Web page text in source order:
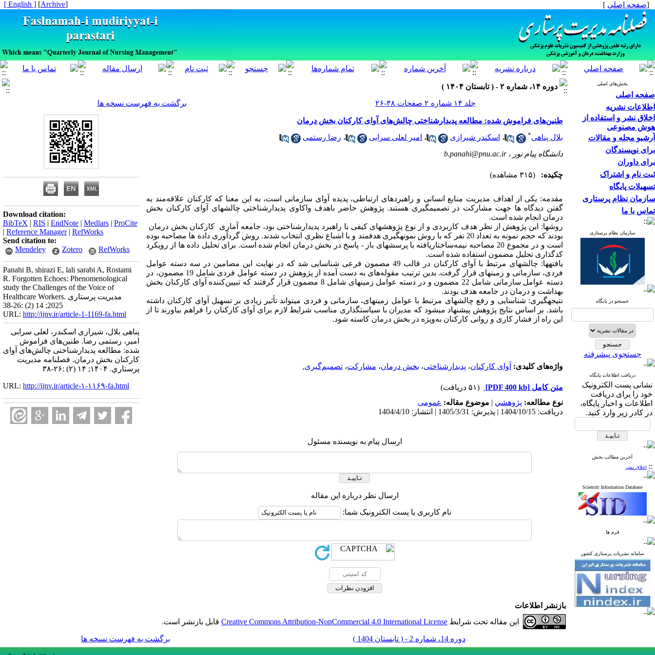
[صفحه اصلی ]
[
Archive
]
[ English ]
بخش‌های اصلی
صفحه اصلی
اطلاعات نشریه
اخلاق نشر و استفاده از
هوش مصنوعی
آرشیو مجله و مقالات
برای نویسندگان
برای داوران
ثبت نام و اشتراک
تسهیلات پایگاه
سازمان نظام پرستاری
تماس با ما
سازمان نظام پرستاری
جستجو در پایگاه
جستجوی پیشرفته
دریافت اطلاعات پایگاه
نشانی پست الکترونیک
خود را برای دریافت
اطلاعات و اخبار پایگاه،
در کادر زیر وارد کنید.
آخرین مطالب بخش
:: اخلاق نشر
Scientifc Information Database
فرم ها
سامانه نشریات پرستاری کشور
دوره ۱۴، شماره ۲ - ( تابستان ۱۴۰۴ )
جلد ۱۴ شماره ۲ صفحات ۳۸-۲۶
برگشت به فهرست نسخه ها
طنین‌های فراموش شده: مطالعه پدیدارشناختی چالش‌های آوای کارکنان بخش درمان
بلال پناهی* ، اسکندر شیرازی ، امیر لعلی سرابی ، رضا رستمی
دانشگاه پیام نور ،b.panahi@pnu.ac.ir
چکیده: (۳۱۵ مشاهده)
مقدمه: یکی از اهداف مدیریت منابع انسانی و راهبردهای ارتباطی، پدیده آوای سازمانی است، به این معنا که کارکنان علاقه‌مند به
گفتن دیدگاه ها جهت مشارکت در تصمیم­گیری هستند. پژوهش حاضر باهدف واکاوی پدیدارشناختی چالش­های آوای کارکنان بخش
درمان انجام شده است.
روش­ها: این پژوهش از نظر هدف کاربردی و از نوع پژوهش­های کیفی با راهبرد پدیدارشناختی بود، جامعه آماری کارکنان بخش درمان
بودند که حجم نمونه به تعداد 20 نفر که با روش نمونه­گیری هدفمند و با اشباع نظری انتخاب شدند. روش گردآوری داده ها مصاحبه بوده
است و در مجموع 20 مصاحبه نیمه‌ساختاریافته با پرسش­های باز - پاسخ در بخش درمان انجام شده است. برای تحلیل داده ها از رویکرد
کدگذاری تحلیل مضمون استفاده شده است.
یافته­ها: چالش­های مرتبط با آوای کارکنان در قالب 49 مضمون فرعی شناسایی شد که در نهایت این مضامین در سه دسته عوامل
فردی، سازمانی و زمینه­ای قرار گرفت. بدین ترتیب مقوله‌های به دست آمده از پژوهش در دسته عوامل فردی شامل 19 مضمون، در
دسته عوامل سازمانی شامل 22 مضمون و در دسته عوامل زمینه­ای شامل 8 مضمون قرار گرفتند که تبیین‌کننده آوای کارکنان بخش
بهداشت و درمان در جامعه هدف بودند.
نتیجه­گیری: شناسایی و رفع چالش­های مرتبط با عوامل زمینه­ای، سازمانی و فردی می­تواند تأثیر زیادی بر تسهیل آوای کارکنان داشته
باشد. بر اساس نتایج پژوهش پیشنهاد می­شود که مدیران با سیاست­گذاری مناسب شرایط لازم برای آوای کارکنان را فراهم بیاورند تا از
این راه از فشار کاری و روانی کارکنان به‌ویژه در بخش درمان کاسته شود.
واژه‌های کلیدی: آوای کارکنان، پدیدارشناختی، بخش درمان، مشارکت، تصمیم‌گیری.
متن کامل [PDF 400 kb]
(۵۱ دریافت)
نوع مطالعه: پژوهشي | موضوع مقاله: عمومى
دریافت: 1404/10/15 | پذیرش: 1405/3/31 | انتشار: 1404/4/10
ارسال پیام به نویسنده مسئول
ارسال نظر درباره این مقاله
نام کاربری یا پست الکترونیک شما:
Download citation:
BibTeX | RIS | EndNote | Medlars | ProCite
| Reference Manager| RefWorks
Send citation to:
Mendeley
Zotero RefWorks
Panahi B, shirazi E, lali sarabi A, Rostami
R. Forgotten Echoes: Phenomenological
study the Challenges of the Voice of
Healthcare Workers. مدیریت پرستاری
2025; 14 (2) :26-38
URL: http://ijnv.ir/article-1-1169-fa.html
پناهی بلال، شیرازی اسکندر، لعلی سرابی
امیر، رستمی رضا. طنین‌های فراموش
شده: مطالعه پدیدارشناختی چالش‌های آوای
کارکنان بخش درمان. فصلنامه مديريت
پرستاري. ۱۴۰۴; ۱۴ (۲) :۲۶-۳۸
URL: http://ijnv.ir/article-۱-۱۱۶۹-fa.html
بازنشر اطلاعات
این مقاله تحت شرایط Creative Commons Attribution-NonCommercial 4.0 International License قابل بازنشر است.
دوره 14، شماره 2 - ( تابستان 1404 ) برگشت به فهرست نسخه ها